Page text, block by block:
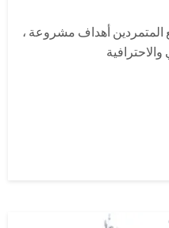
المتمردين أهداف مشروعة ،